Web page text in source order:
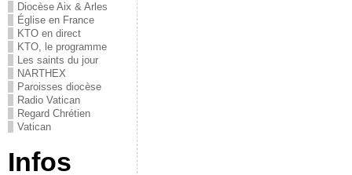
Diocèse Aix & Arles
Église en France
KTO en direct
KTO, le programme
Les saints du jour
NARTHEX
Paroisses diocèse
Radio Vatican
Regard Chrétien
Vatican
Infos